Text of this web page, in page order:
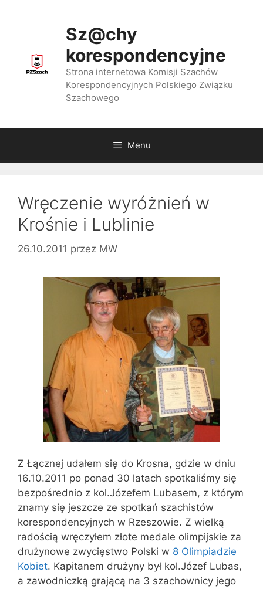
Sz@chy
korespondencyjne
Strona internetowa Komisji Szachów
Korespondencyjnych Polskiego Związku
Szachowego
Menu
Wręczenie wyróżnień w
Krośnie i Lublinie
26.10.2011 przez MW
Z Łącznej udałem się do Krosna, gdzie w dniu
16.10.2011 po ponad 30 latach spotkaliśmy się
bezpośrednio z kol.Józefem Lubasem, z którym
znamy się jeszcze ze spotkań szachistów
korespondencyjnych w Rzeszowie. Z wielką
radością wręczyłem złote medale olimpijskie za
drużynowe zwycięstwo Polski w 8 Olimpiadzie
Kobiet. Kapitanem drużyny był kol.Józef Lubas,
a zawodniczką grającą na 3 szachownicy jego